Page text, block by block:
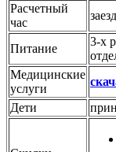
Расчетный
час
Питание
3-х
Медицинские
услуги
Дети